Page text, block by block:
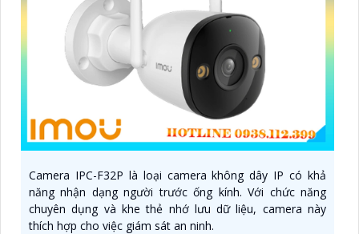
Camera IPC-F32P là loại camera không dây IP có khả
năng nhận dạng người trước ống kính. Với chức năng
chuyên dụng và khe thẻ nhớ lưu dữ liệu, camera này
thích hợp cho việc giám sát an ninh.